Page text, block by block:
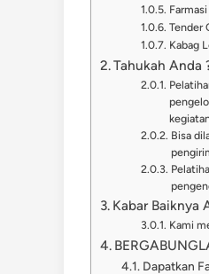
Farmasi
Tender
Kabag
Tahukah Anda
Bisa
Kabar Baiknya
Kami
Dapatkan